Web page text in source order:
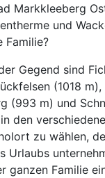
Markkleeberg
und
Familie?
Gegend sind
(1018
(993 m) und
den
zu wählen,
Urlaubs
Familie